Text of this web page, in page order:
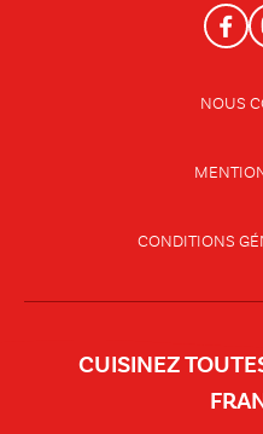
NOUS
CONDITIONS
CUISINEZ